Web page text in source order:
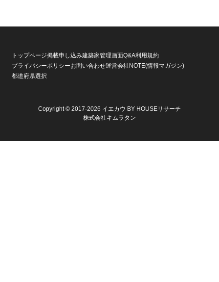
トップページ掲載申し込み建築家管理画面Q&A利用規約
プライバシーポリシーお問い合わせ運営会社NOTE(情報マガジン)
都道府県選択
Copyright © 2017-2026 イエカウ BY HOUSEリサーチ
株式会社キムラタン